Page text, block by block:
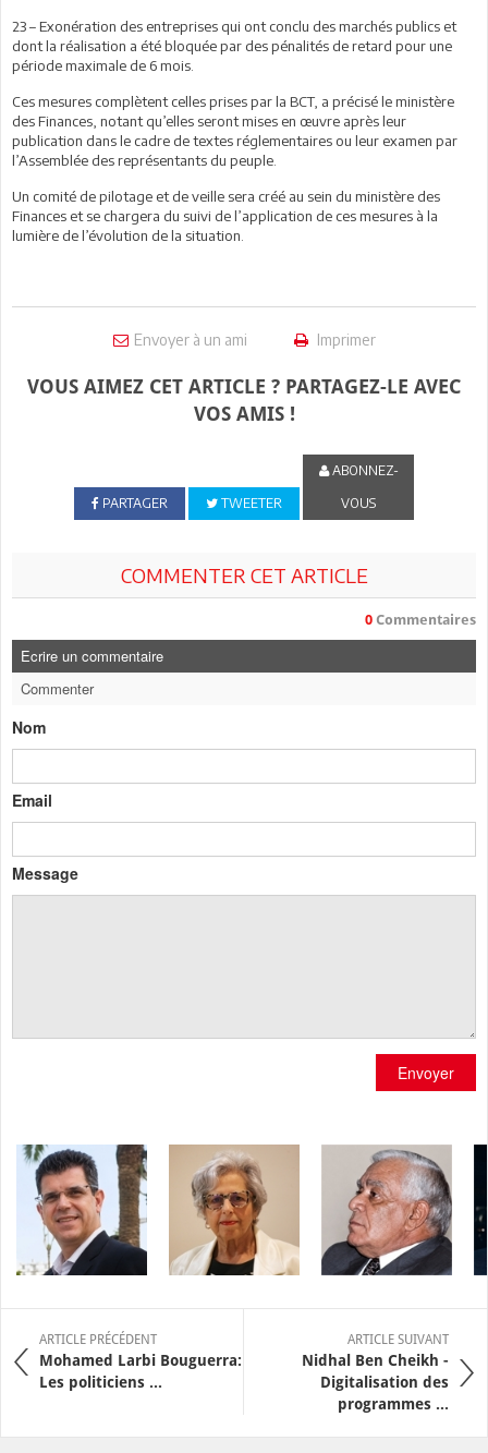
23 – Exonération des entreprises qui ont conclu des marchés publics et
dont la réalisation a été bloquée par des pénalités de retard pour une
période maximale de 6 mois.
Ces mesures complètent celles prises par la BCT, a précisé le ministère
des Finances, notant qu’elles seront mises en œuvre après leur
publication dans le cadre de textes réglementaires ou leur examen par
l’Assemblée des représentants du peuple.
Un comité de pilotage et de veille sera créé au sein du ministère des
Finances et se chargera du suivi de l’application de ces mesures à la
lumière de l’évolution de la situation.
Envoyer à un ami Imprimer
VOUS AIMEZ CET ARTICLE ? PARTAGEZ-LE AVEC
VOS AMIS !
PARTAGER TWEETER
ABONNEZ-
VOUS
COMMENTER CET ARTICLE
0 Commentaires
Ecrire un commentaire
Commenter
Nom
Email
Message
Envoyer
ARTICLE PRÉCÉDENT
Mohamed Larbi Bouguerra:
Les politiciens ...
ARTICLE SUIVANT
Nidhal Ben Cheikh -
Digitalisation des
programmes ...